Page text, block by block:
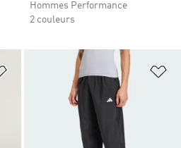
Hommes Performance
2 couleurs
Ajouter à la Liste de produits